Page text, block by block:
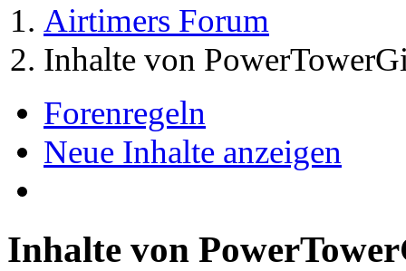
Airtimers Forum
Inhalte von
Forenregeln
Neue Inhalte anzeigen
Inhalte von